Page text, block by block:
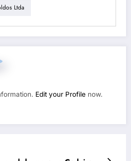
Ltda
Edit your Profile now.